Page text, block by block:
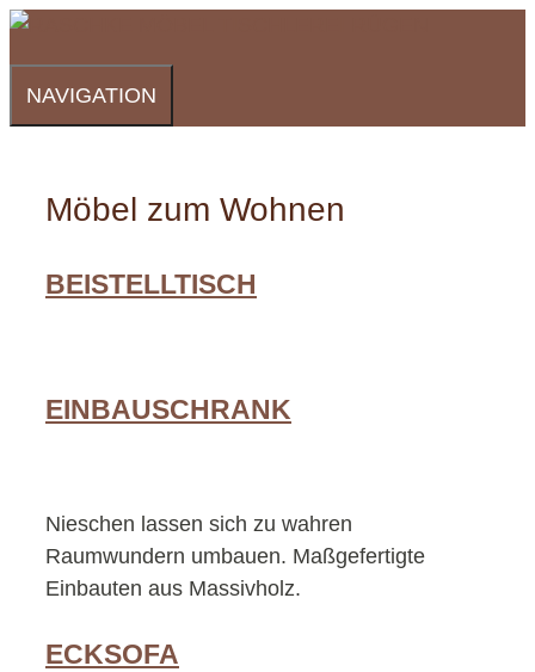
Zum
springen
NAVIGATION
Möbel zum Wohnen
BEISTELLTISCH
EINBAUSCHRANK
Nieschen lassen sich zu wahren
Raumwundern umbauen. Maßgefertigte
Einbauten aus Massivholz.
ECKSOFA